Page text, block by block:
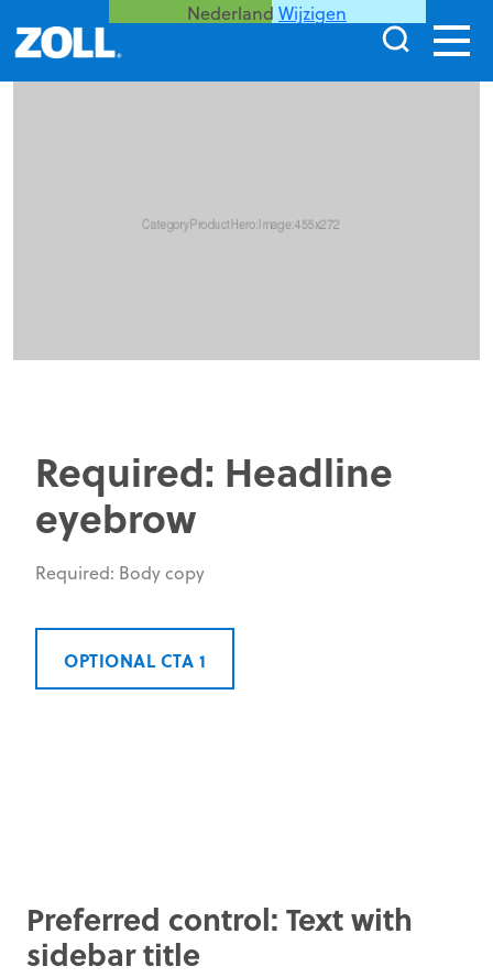
Nederland Wijzigen
Required: Headline
eyebrow
Required: Body copy
OPTIONAL CTA 1
Preferred control: Text with
sidebar title